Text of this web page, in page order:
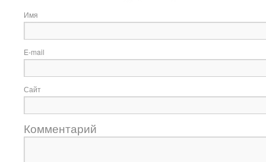
Имя
E-mail
Сайт
Комментарий